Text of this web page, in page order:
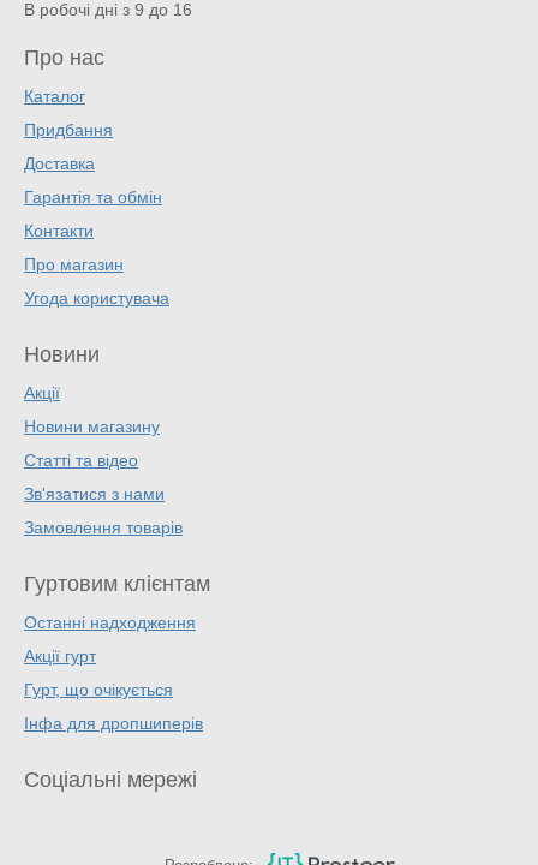
В робочі дні з 9 до 16
Про нас
Каталог
Придбання
Доставка
Гарантія та обмін
Контакти
Про магазин
Угода користувача
Новини
Акції
Новини магазину
Статті та відео
Зв'язатися з нами
Замовлення товарів
Гуртовим клієнтам
Останні надходження
Акції гурт
Гурт, що очікується
Інфа для дропшиперів
Соціальні мережі